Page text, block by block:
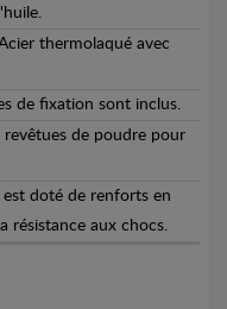
thermolaqué avec
de fixation sont inclus.
revêtues de poudre pour
doté de renforts en
résistance aux chocs.